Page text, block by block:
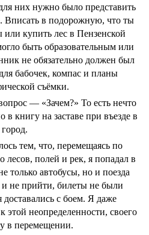
них нужно было представить
Вписать в подорожную, что ты
или купить лес в Пензенской
быть образовательным или
не обязательно должен был
бабочек, компас и планы
съёмки.
— «Зачем?» То есть нечто
книгу на заставе при въезде в
город.
тем, что, перемещаясь по
лесов, полей и рек, я попадал в
только автобусы, но и поезда
не прийти, билеты не были
доставались с боем. Я даже
этой неопределенности, своего
в перемещении.